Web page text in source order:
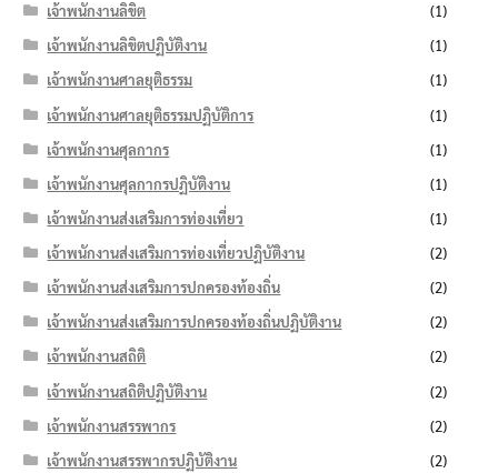
เจ้าพนักงานลิขิต
(1)
เจ้าพนักงานลิขิตปฏิบัติงาน
(1)
เจ้าพนักงานศาลยุติธรรม
(1)
เจ้าพนักงานศาลยุติธรรมปฏิบัติการ
(1)
เจ้าพนักงานศุลกากร
(1)
เจ้าพนักงานศุลกากรปฏิบัติงาน
(1)
เจ้าพนักงานส่งเสริมการท่องเที่ยว
(1)
เจ้าพนักงานส่งเสริมการท่องเที่ยวปฏิบัติงาน
(2)
เจ้าพนักงานส่งเสริมการปกครองท้องถิ่น
(2)
เจ้าพนักงานส่งเสริมการปกครองท้องถิ่นปฏิบัติงาน
(2)
เจ้าพนักงานสถิติ
(2)
เจ้าพนักงานสถิติปฏิบัติงาน
(2)
เจ้าพนักงานสรรพากร
(2)
เจ้าพนักงานสรรพากรปฏิบัติงาน
(2)